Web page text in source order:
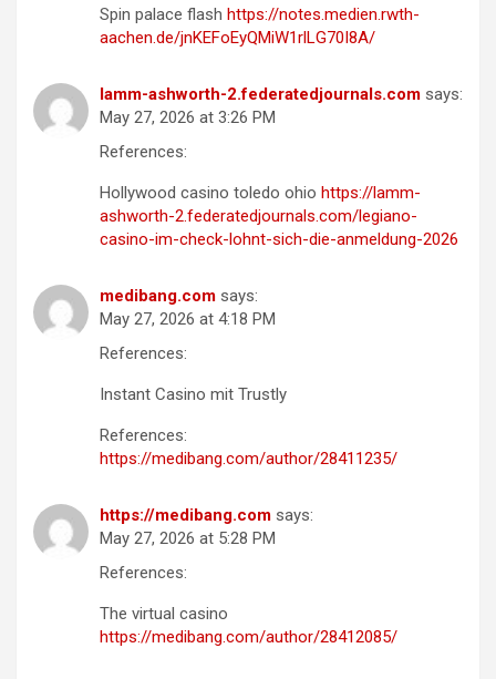
Spin palace flash https://notes.medien.rwth-
aachen.de/jnKEFoEyQMiW1rlLG70I8A/
lamm-ashworth-2.federatedjournals.com says:
May 27, 2026 at 3:26 PM
References:
Hollywood casino toledo ohio https://lamm-
ashworth-2.federatedjournals.com/legiano-
casino-im-check-lohnt-sich-die-anmeldung-2026
medibang.com says:
May 27, 2026 at 4:18 PM
References:
Instant Casino mit Trustly
References:
https://medibang.com/author/28411235/
https://medibang.com says:
May 27, 2026 at 5:28 PM
References:
The virtual casino
https://medibang.com/author/28412085/